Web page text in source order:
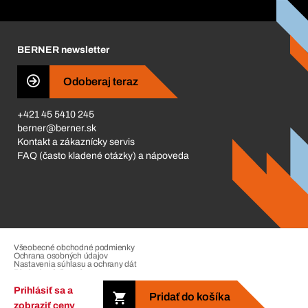
Prihlásiť sa a
zobraziť ceny
Pridať do košíka
Business Conduct
BERNER newsletter
Odoberaj teraz
+421 45 5410 245
berner@berner.sk
Kontakt a zákaznícky servis
FAQ (často kladené otázky) a nápoveda
Všeobecné obchodné podmienky
Ochrana osobných údajov
Nastavenia súhlasu a ochrany dát
Riadenie sťažností